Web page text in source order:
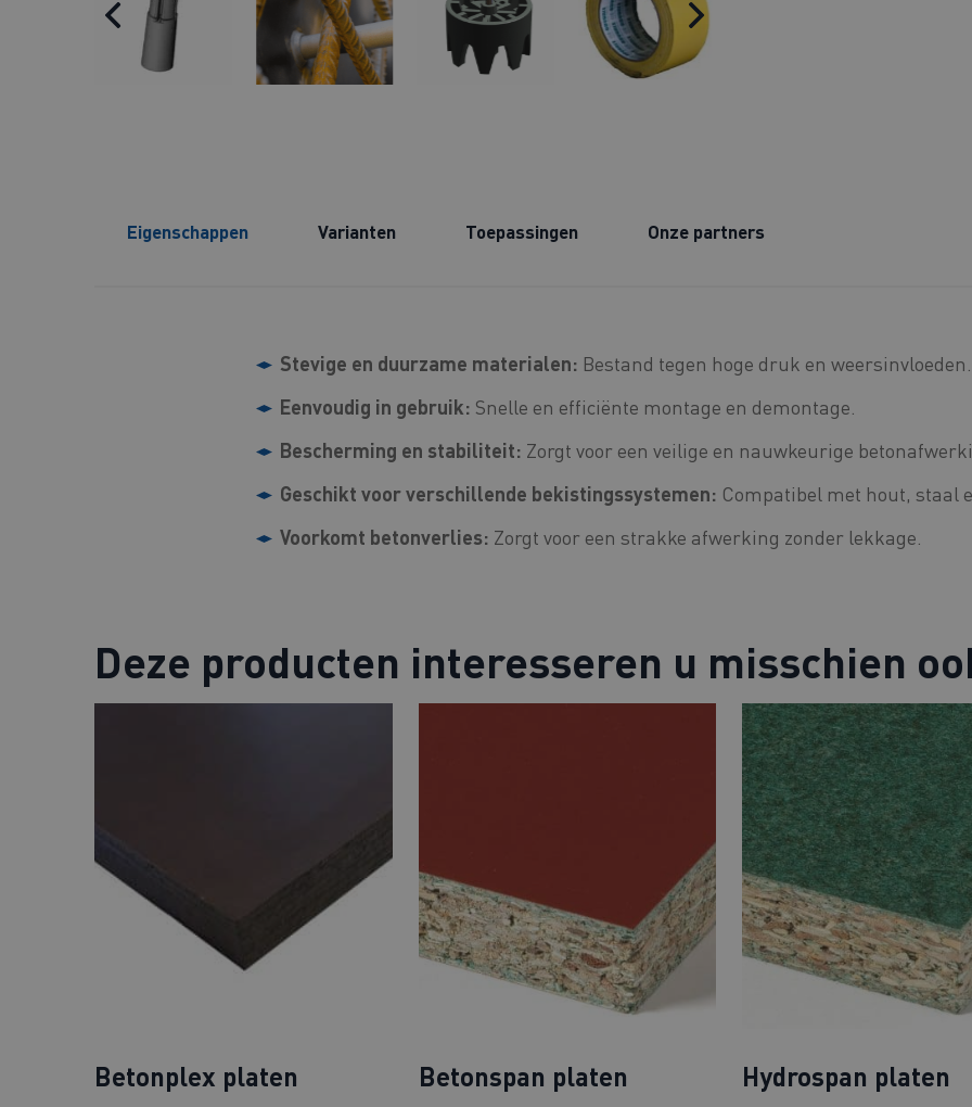
Eigenschappen Varianten Toepassingen Onze partners
Stevige en duurzame materialen: Bestand tegen hoge druk en weersinvloeden.
Eenvoudig in gebruik: Snelle en efficiënte montage en demontage.
Bescherming en stabiliteit: Zorgt voor een veilige en nauwkeurige
Geschikt voor verschillende bekistingssystemen: Compatibel met hout, staal
Voorkomt betonverlies: Zorgt voor een strakke afwerking zonder lekkage.
Deze producten interesseren u misschien
Betonplex platen Betonspan platen Hydrospan platen